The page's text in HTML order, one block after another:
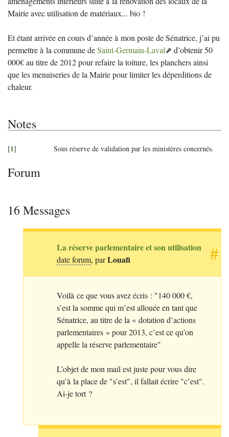
Mairie avec utilisation de matériaux... bio !
Et étant arrivée en cours d’année à mon poste de Sénatrice, j’ai pu
permettre à la commune deSaint-Germain-Laval
d’obtenir 50
000€ au titre de 2012 pour refaire la toiture, les planchers ainsi
que les menuiseries de la Mairie pour limiter les déperditions de
chaleur.
Notes
[1] Sous réserve de validation par les ministères concernés.
Forum
16 Messages
#
La réserve parlementaire et son utilisation
date forum, parLouafi
Voilà ce que vous avez écris : "140 000 €,
s’est la somme qui m’est allouée en tant que
Sénatrice, au titre de la « dotation d’actions
parlementaires » pour 2013, c’est ce qu’on
appelle la réserve parlementaire"
L’objet de mon mail est juste pour vous dire
qu’à la place de "s’est", il fallait écrire "c’est".
Ai-je tort ?